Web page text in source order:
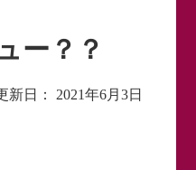
ー？？
新日： 2021年6月3日